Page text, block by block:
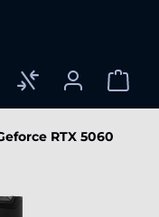
RTX 5060